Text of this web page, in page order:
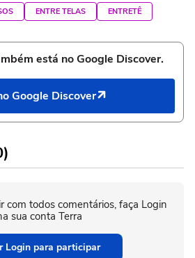
ENTRE TELAS ENTRETÊ
está no Google Discover.
Google Discover
com todos comentários, faça Login
sua conta Terra
Login para participar